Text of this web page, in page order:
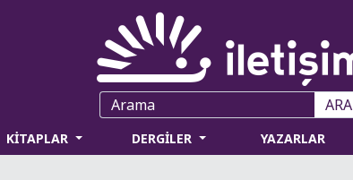
ARA
KİTAPLAR DERGİLER YAZARLAR